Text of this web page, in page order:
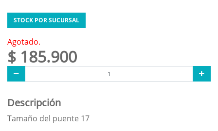
STOCK POR SUCURSAL
Agotado.
$ 185.900
Descripción
Tamaño del puente 17